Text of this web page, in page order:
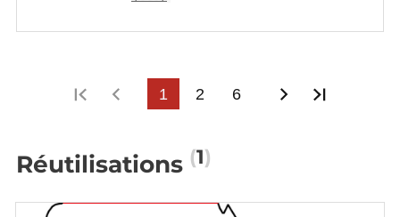
Première page
Page précédente
1 2 6 Page
Réutilisations 1